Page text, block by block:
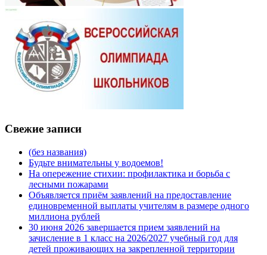
Свежие записи
(без названия)
Будьте внимательны у водоемов!
На опережение стихии: профилактика и борьба с
лесными пожарами
Объявляется приём заявлений на предоставление
единовременной выплаты учителям в размере одного
миллиона рублей
30 июня 2026 завершается прием заявлений на
зачисление в 1 класс на 2026/2027 учебный год для
детей проживающих на закрепленной территории